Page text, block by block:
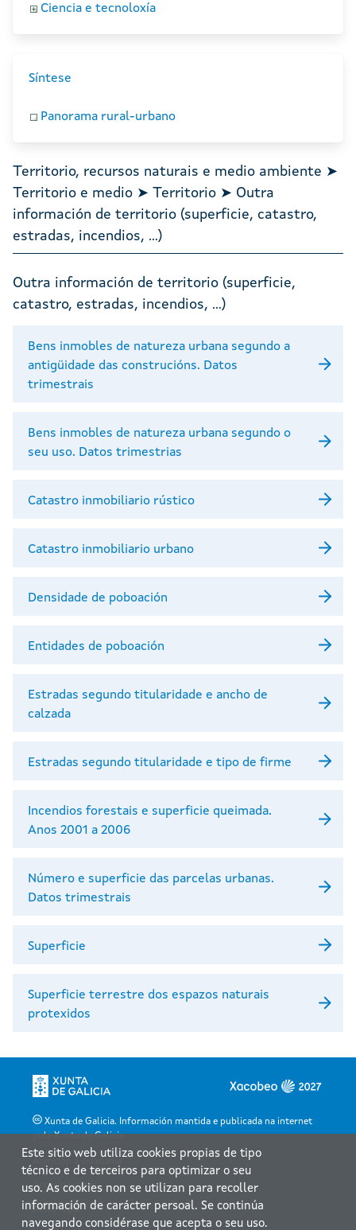
Ciencia e tecnoloxía
Síntese
Panorama rural-urbano
Territorio, recursos naturais e medio ambiente ➤
Territorio e medio ➤ Territorio ➤ Outra
información de territorio (superficie, catastro,
estradas, incendios, ...)
Outra información de territorio (superficie,
catastro, estradas, incendios, ...)
Bens inmobles de natureza urbana segundo a
antigüidade das construcións. Datos
trimestrais
Bens inmobles de natureza urbana segundo o
seu uso. Datos trimestrias
Catastro inmobiliario rústico
Catastro inmobiliario urbano
Densidade de poboación
Entidades de poboación
Estradas segundo titularidade e ancho de
calzada
Estradas segundo titularidade e tipo de firme
Incendios forestais e superficie queimada.
Anos 2001 a 2006
Número e superficie das parcelas urbanas.
Datos trimestrais
Superficie
Superficie terrestre dos espazos naturais
protexidos
Xunta de Galicia. Información mantida e publicada na internet
pola Xunta de Galicia
Accesibilidade
Aviso legal
Este sitio web utiliza cookies propias de tipo
técnico e de terceiros para optimizar o seu
uso. As cookies non se utilizan para recoller
información de carácter persoal. Se continúa
navegando considérase que acepta o seu uso.